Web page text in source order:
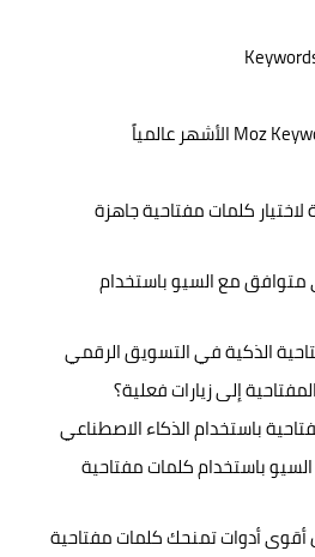
كلمات مفتاحية جاهزة
مع السيو باستخدام
الذكية في التسويق الرقمي
إلى زيارات فعلية؟
باستخدام الذكاء الاصطناعي
باستخدام كلمات مفتاحية
أقوى أدوات تمنحك كلمات مفتاحية